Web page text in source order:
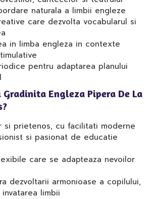
naturala a limbii engleze
care dezvolta vocabularul si
in limba engleza in contexte
pentru adaptarea planului
Gradinita Engleza Pipera De La
si prietenos, cu facilitati moderne
si pasionat de educatie
care se adapteaza nevoilor
dezvoltarii armonioase a copilului,
limbii